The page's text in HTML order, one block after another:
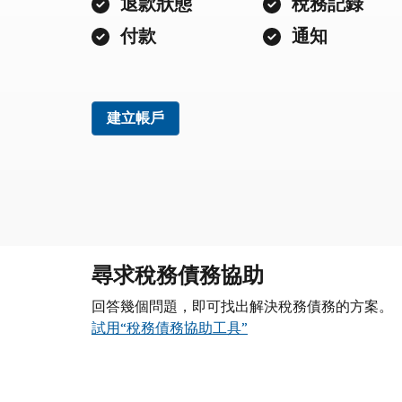
付款
通知
建立帳戶
尋求稅務債務協助
回答幾個問題，即可找出解決稅務債務的方案。
試用“稅務債務協助工具”